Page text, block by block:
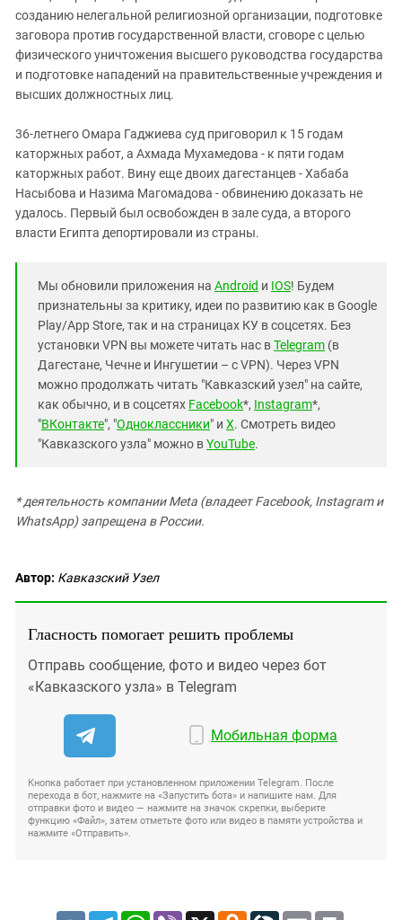
созданию нелегальной религиозной организации, подготовке
заговора против государственной власти, сговоре с целью
физического уничтожения высшего руководства государства
и подготовке нападений на правительственные учреждения и
высших должностных лиц.
36-летнего Омара Гаджиева суд приговорил к 15 годам
каторжных работ, а Ахмада Мухамедова - к пяти годам
каторжных работ. Вину еще двоих дагестанцев - Хабаба
Насыбова и Назима Магомадова - обвинению доказать не
удалось. Первый был освобожден в зале суда, а второго
власти Египта депортировали из страны.
Мы обновили приложения на Android и IOS! Будем
признательны за критику, идеи по развитию как в Google
Play/App Store, так и на страницах КУ в соцсетях. Без
установки VPN вы можете читать нас вTelegram (в
Дагестане, Чечне и Ингушетии – с VPN). Через VPN
можно продолжать читать "Кавказский узел" на сайте,
как обычно, и в соцсетях Facebook*, Instagram*,
"ВКонтакте", "Одноклассники" и X. Смотреть видео
"Кавказского узла" можно вYouTube.
* деятельность компании Meta (владеет Facebook, Instagram и
WhatsApp) запрещена в России.
Автор: Кавказский Узел
Гласность помогает решить проблемы
Отправь сообщение, фото и видео через бот
«Кавказского узла» в Telegram
Мобильная форма
Кнопка работает при установленном приложении Telegram. После
перехода в бот, нажмите на «Запустить бота» и напишите нам. Для
отправки фото и видео — нажмите на значок скрепки, выберите
функцию «Файл», затем отметьте фото или видео в памяти устройства и
нажмите «Отправить».